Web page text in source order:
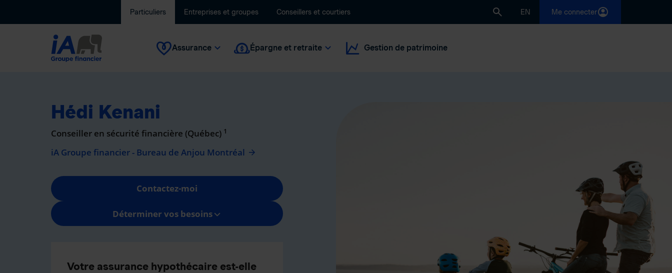
Particuliers Entreprises et groupes Conseillers et courtiers EN Me connecter
Assurance Épargne et retraite Gestion de patrimoine
Hédi Kenani
Conseiller en sécurité financière (Québec) 1
iA Groupe financier - Bureau de Anjou Montréal
Contactez-moi
Déterminer vos besoins
Votre assurance hypothécaire est-elle